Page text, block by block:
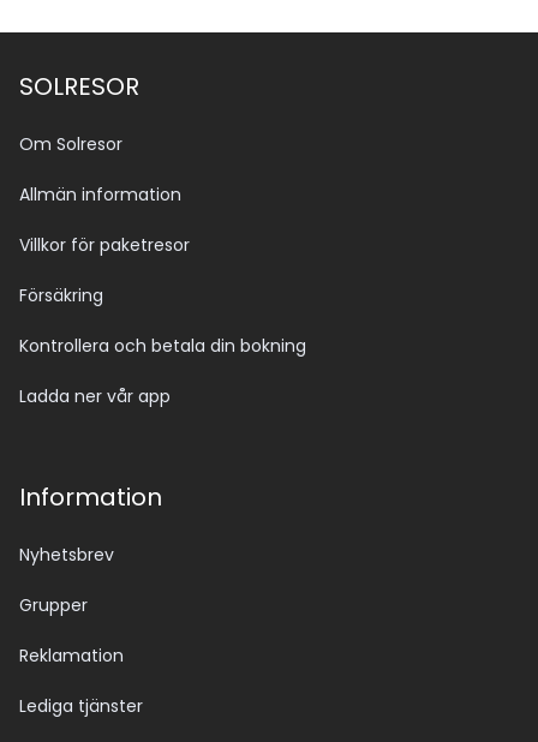
SOLRESOR
Om Solresor
Allmän information
Villkor för paketresor
Försäkring
Kontrollera och betala din bokning
Ladda ner vår app
Information
Nyhetsbrev
Grupper
Reklamation
Lediga tjänster